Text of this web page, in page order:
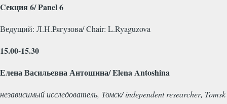
Cекция 6/Panel6
Ведущий: Л.Н.Рягузова/Chair: L.Ryaguzova
15.00-15.30
Елена Васильевна Антошина/ElenaAntoshina
независимый исследователь, Томск/independent researcher, Tomsk